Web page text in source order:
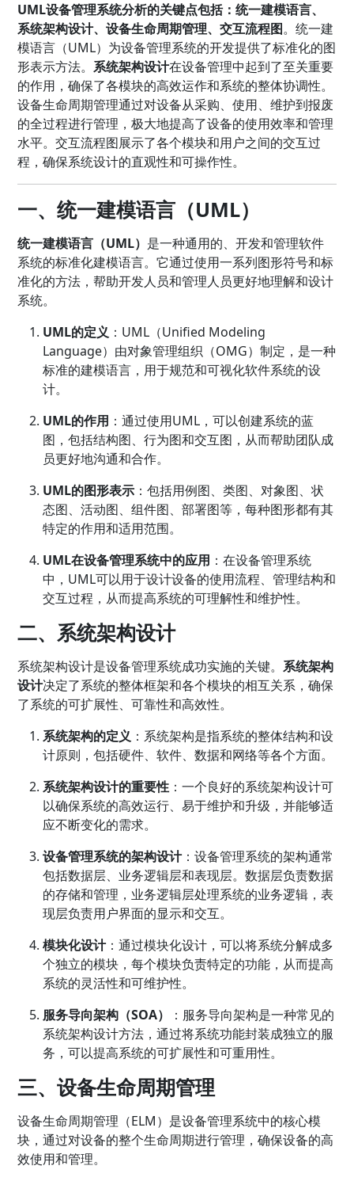
UML设备管理系统分析的关键点包括：统一建模语言、
系统架构设计、设备生命周期管理、交互流程图。统一建
模语言（UML）为设备管理系统的开发提供了标准化的图
形表示方法。系统架构设计在设备管理中起到了至关重要
的作用，确保了各模块的高效运作和系统的整体协调性。
设备生命周期管理通过对设备从采购、使用、维护到报废
的全过程进行管理，极大地提高了设备的使用效率和管理
水平。交互流程图展示了各个模块和用户之间的交互过
程，确保系统设计的直观性和可操作性。
一、统一建模语言（UML）
统一建模语言（UML） 是一种通用的、开发和管理软件
系统的标准化建模语言。它通过使用一系列图形符号和标
准化的方法，帮助开发人员和管理人员更好地理解和设计
系统。
UML的定义 ：UML（Unified Modeling
Language）由对象管理组织（OMG）制定，是一种
标准的建模语言，用于规范和可视化软件系统的设
计。
UML的作用 ：通过使用UML，可以创建系统的蓝
图，包括结构图、行为图和交互图，从而帮助团队成
员更好地沟通和合作。
UML的图形表示 ：包括用例图、类图、对象图、状
态图、活动图、组件图、部署图等，每种图形都有其
特定的作用和适用范围。
UML在设备管理系统中的应用 ：在设备管理系统
中，UML可以用于设计设备的使用流程、管理结构和
交互过程，从而提高系统的可理解性和维护性。
二、系统架构设计
系统架构设计是设备管理系统成功实施的关键。系统架构
设计决定了系统的整体框架和各个模块的相互关系，确保
了系统的可扩展性、可靠性和高效性。
系统架构的定义 ：系统架构是指系统的整体结构和设
计原则，包括硬件、软件、数据和网络等各个方面。
系统架构设计的重要性：一个良好的系统架构设计可
以确保系统的高效运行、易于维护和升级，并能够适
应不断变化的需求。
设备管理系统的架构设计：设备管理系统的架构通常
包括数据层、业务逻辑层和表现层。数据层负责数据
的存储和管理，业务逻辑层处理系统的业务逻辑，表
现层负责用户界面的显示和交互。
模块化设计：通过模块化设计，可以将系统分解成多
个独立的模块，每个模块负责特定的功能，从而提高
系统的灵活性和可维护性。
服务导向架构（SOA）
：服务导向架构是一种常见的
系统架构设计方法，通过将系统功能封装成独立的服
务，可以提高系统的可扩展性和可重用性。
三、设备生命周期管理
设备生命周期管理（ELM）是设备管理系统中的核心模
块，通过对设备的整个生命周期进行管理，确保设备的高
效使用和管理。